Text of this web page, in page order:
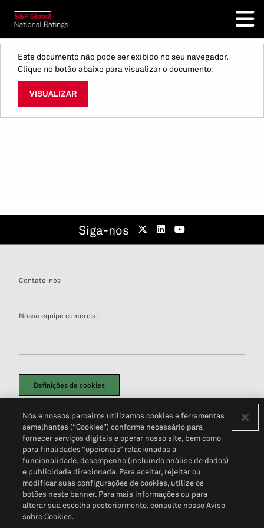
Este documento não pode ser exibido no seu navegador.
Clique no botão abaixo para visualizar o documento:
VISUALIZAR
Siga-nos
Contate-nos
Nossa equipe comercial
Definições de cookies
Política de PrivacidadePortal de privacidade do cliente (em inglês)
Não Venda Minhas Informações Pessoais© 2026 S&P Global
Nós e nossos parceiros utilizamos cookies e ferramentas
semelhantes (“Cookies”) conforme necessário para
fornecer serviços digitais e operar nosso site, bem como
para finalidades “opcionais” relacionadas a
funcionalidade, desempenho (incluindo análise de dados)
e publicidade direcionada. Para aceitar, rejeitar ou
modificar suas configurações de cookies, utilize os
botões neste banner. Para mais informações ou para
alterar sua escolha posteriormente, consulte nosso Aviso
sobre Cookies.